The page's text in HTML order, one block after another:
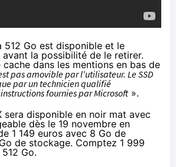
512 Go est disponible et le
la possibilité de le retirer.
cache dans les mentions en bas de
pas amovible par l'utilisateur. Le SSD
par un technicien qualifié
fournies par Microsoft».
sera disponible en noir mat avec
dès le 19 novembre en
1 149 euros avec 8 Go de
de stockage. Comptez 1 999
Go.